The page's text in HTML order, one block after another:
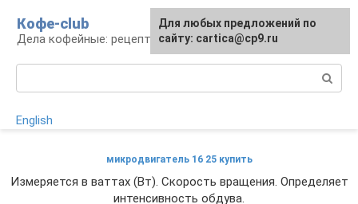
контенту
Кофе-club
Дела кофейные: рецепты и приготовление
English
микродвигатель 16 25 купить
Измеряется в ваттах (Вт). Скорость вращения. Определяет
интенсивность обдува.
Для любых предложений по
сайту: cartica@cp9.ru